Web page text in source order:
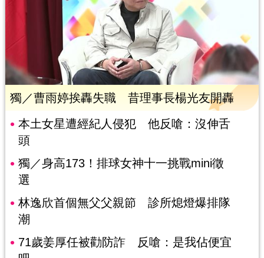
獨／曹雨婷挨轟失職 昔理事長楊光友開轟
本土女星遭經紀人侵犯 他反嗆：沒伸舌
頭
獨／身高173！排球女神十一挑戰mini徵
選
林逸欣首個無父父親節 診所熄燈爆排隊
潮
71歲姜厚任被勸防詐 反嗆：是我佔便宜